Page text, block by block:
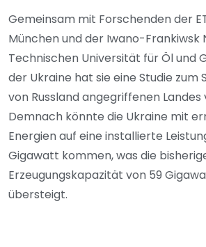
Gemeinsam mit Forschenden der
München und der Iwano-Frankiwsk
Technischen Universität für Öl und
der Ukraine hat sie eine Studie zum
von Russland angegriffenen
Demnach könnte die Ukraine mit
Energien auf eine installierte
Gigawatt kommen, was die
Erzeugungskapazität von 59
übersteigt.